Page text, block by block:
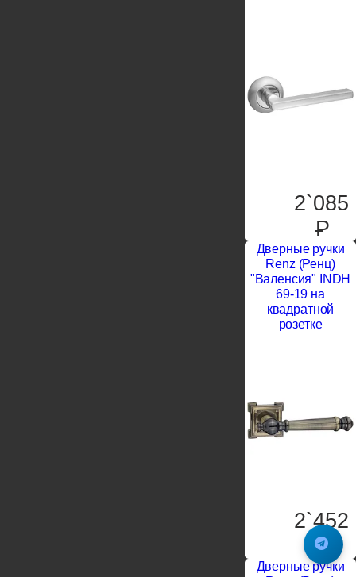
2`085
P
Дверные ручки
Renz (Ренц)
"Валенсия" INDH
69-19 на
квадратной
розетке
2`452
P
Дверные ручки